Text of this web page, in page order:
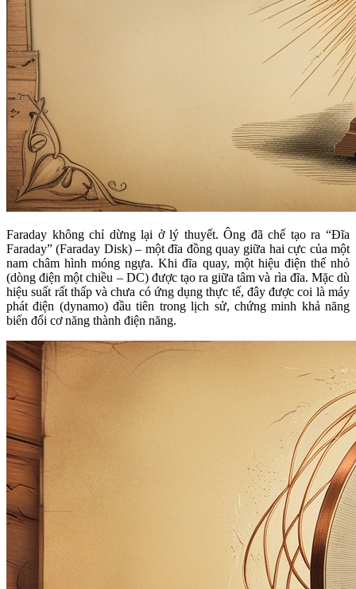
Faraday không chỉ dừng lại ở lý thuyết. Ông đã chế tạo ra “Đĩa
Faraday” (Faraday Disk) – một đĩa đồng quay giữa hai cực của một
nam châm hình móng ngựa. Khi đĩa quay, một hiệu điện thế nhỏ
(dòng điện một chiều – DC) được tạo ra giữa tâm và rìa đĩa. Mặc dù
hiệu suất rất thấp và chưa có ứng dụng thực tế, đây được coi là máy
phát điện (dynamo) đầu tiên trong lịch sử, chứng minh khả năng
biến đổi cơ năng thành điện năng.